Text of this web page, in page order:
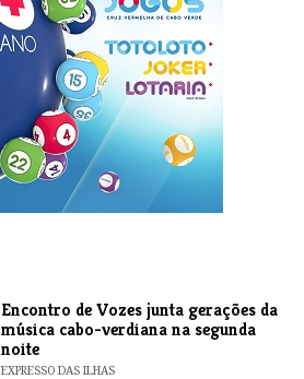
Encontro de Vozes junta gerações da
música cabo-verdiana na segunda
noite
EXPRESSO DAS ILHAS